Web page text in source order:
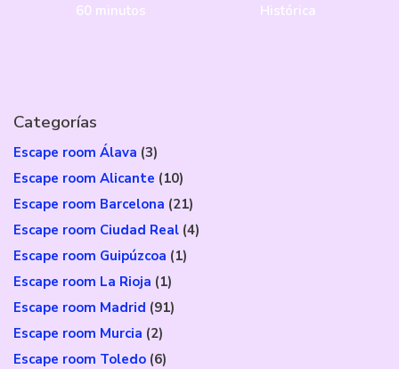
60 minutos Histórica
Categorías
Escape room Álava (3)
Escape room Alicante (10)
Escape room Barcelona (21)
Escape room Ciudad Real (4)
Escape room Guipúzcoa (1)
Escape room La Rioja (1)
Escape room Madrid (91)
Escape room Murcia (2)
Escape room Toledo (6)